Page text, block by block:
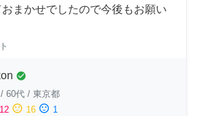
まかせでしたので今後もお願い
check_circle
/ 60代 / 東京都
sentiment_neutral 16 sentiment_dissatisfied 1